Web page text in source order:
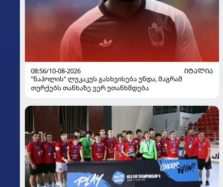
08:56/10-08-2026
ᲘᲢᲐᲚᲘᲐ
"ნაპოლის" ლუკაკუს გასხვისება უნდა, მაგრამ
თურქებს თანხაზე ვერ უთანხმდება